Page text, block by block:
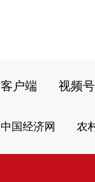
客户端 视频号
中国经济网 农